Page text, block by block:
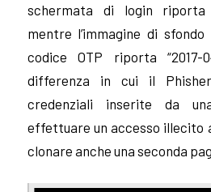
schermata di login riporta
mentre l’immagine di
codice OTP riporta “2017-
differenza in cui il
credenziali inserite da
effettuare un accesso illecito
clonare anche una seconda